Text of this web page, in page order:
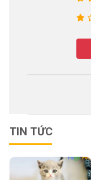
TIN TỨC